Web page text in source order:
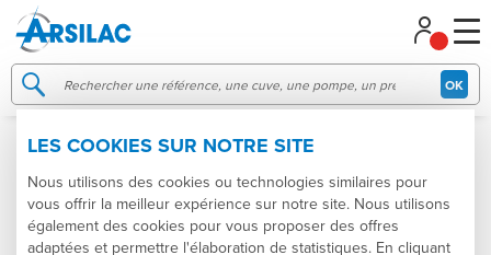
OK
POMPE À PISTON
Catégories Produits
Tailles
Gestion de vos préférences sur les cookies
LES COOKIES SUR NOTRE SITE
Nous utilisons des cookies ou technologies similaires pour
vous offrir la meilleur expérience sur notre site. Nous utilisons
également des cookies pour vous proposer des offres
adaptées et permettre l'élaboration de statistiques. En cliquant